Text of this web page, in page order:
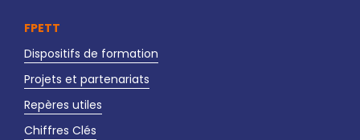
FPETT
Dispositifs de formation
Projets et partenariats
Repères utiles
Chiffres Clés